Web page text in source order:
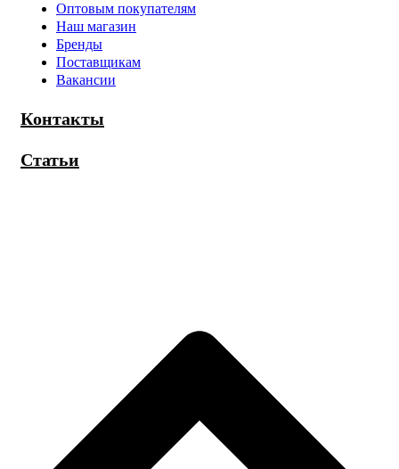
Оптовым покупателям
Наш магазин
Бренды
Поставщикам
Вакансии
Контакты
Статьи